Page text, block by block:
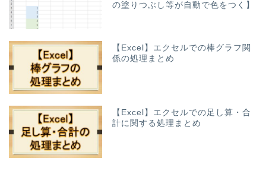
の塗りつぶし等が自動で色をつく】
【Excel】エクセルでの棒グラフ関
係の処理まとめ
【Excel】エクセルでの足し算・合
計に関する処理まとめ